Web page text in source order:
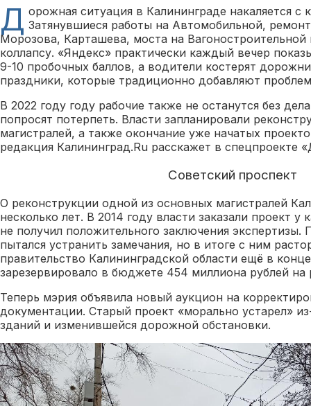
Д орожная ситуация в Калининграде накаляется
Затянувшиеся работы на Автомобильной,
Морозова, Карташева, моста на
коллапсу. «Яндекс» практически каждый вечер
9-10 пробочных баллов, а водители костерят
праздники, которые традиционно добавляют
В 2022 году году рабочие также не останутся без
попросят потерпеть. Власти запланировали
магистралей, а также окончание уже начатых
редакция Калининград.Ru расскажет в спецпроекте
Советский проспект
О реконструкции одной из основных магистралей
несколько лет. В 2014 году власти заказали проект у
не получил положительного заключения экспертизы.
пытался устранить замечания, но в итоге с ним
правительство Калининградской области ещё в
зарезервировало в бюджете 454 миллиона рублей на
Теперь мэрия объявила новый аукцион на
документации. Старый проект «морально устарел»
зданий и изменившейся дорожной обстановки.